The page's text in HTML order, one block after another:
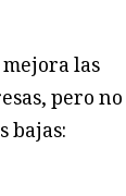
las
pero no
bajas: